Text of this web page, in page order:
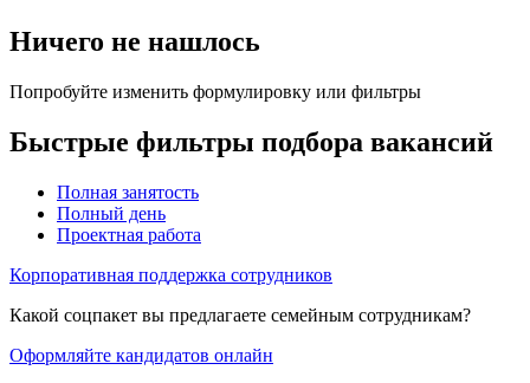
Ничего не нашлось
Попробуйте изменить формулировку или фильтры
Быстрые фильтры подбора вакансий
Полная занятость
Полный день
Проектная работа
Корпоративная поддержка сотрудников
Какой соцпакет вы предлагаете семейным сотрудникам?
Оформляйте кандидатов онлайн